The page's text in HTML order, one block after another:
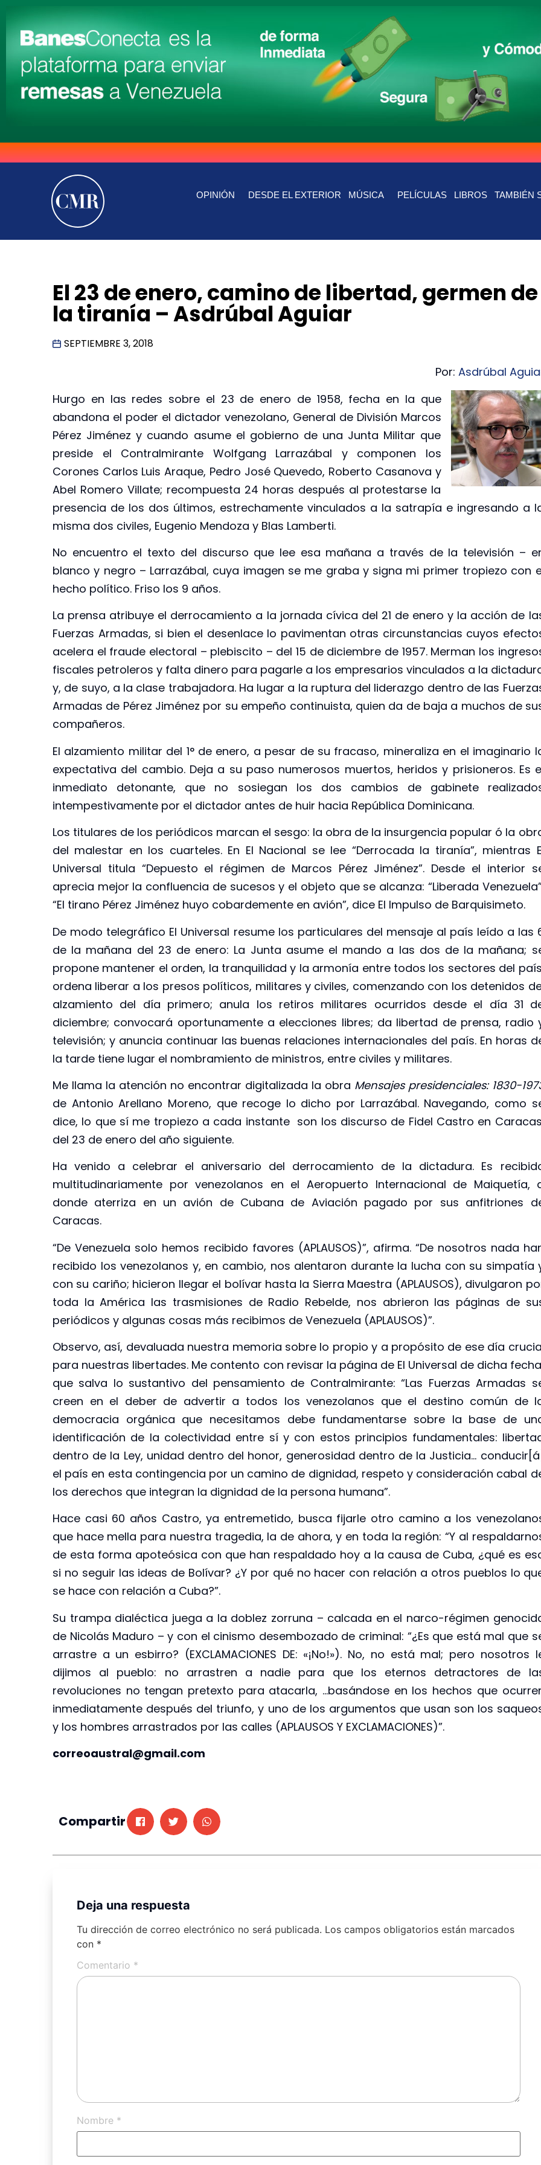
OPINIÓN DESDE EL EXTERIOR MÚSICA PELÍCULAS LIBROS TAMBIÉN
El 23 de enero, camino de libertad, germen de
la tiranía – Asdrúbal Aguiar
SEPTIEMBRE 3, 2018
Por: Asdrúbal
Hurgo en las redes sobre el 23 de enero de 1958, fecha en la que
abandona el poder el dictador venezolano, General de División Marcos
Pérez Jiménez y cuando asume el gobierno de una Junta Militar que
preside el Contralmirante Wolfgang Larrazábal y componen los
Corones Carlos Luis Araque, Pedro José Quevedo, Roberto Casanova y
Abel Romero Villate; recompuesta 24 horas después al protestarse la
presencia de los dos últimos, estrechamente vinculados a la satrapía e ingresando a
misma dos civiles, Eugenio Mendoza y Blas Lamberti.
No encuentro el texto del discurso que lee esa mañana a través de la televisión –
blanco y negro – Larrazábal, cuya imagen se me graba y signa mi primer tropiezo con
hecho político. Friso los 9 años.
La prensa atribuye el derrocamiento a la jornada cívica del 21 de enero y la acción de
Fuerzas Armadas, si bien el desenlace lo pavimentan otras circunstancias cuyos
acelera el fraude electoral – plebiscito – del 15 de diciembre de 1957. Merman los
fiscales petroleros y falta dinero para pagarle a los empresarios vinculados a la
y, de suyo, a la clase trabajadora. Ha lugar a la ruptura del liderazgo dentro de las
Armadas de Pérez Jiménez por su empeño continuista, quien da de baja a muchos de
compañeros.
El alzamiento militar del 1° de enero, a pesar de su fracaso, mineraliza en el imaginario
expectativa del cambio. Deja a su paso numerosos muertos, heridos y prisioneros. Es
inmediato detonante, que no sosiegan los dos cambios de gabinete
intempestivamente por el dictador antes de huir hacia República Dominicana.
Los titulares de los periódicos marcan el sesgo: la obra de la insurgencia popular ó la
del malestar en los cuarteles. En El Nacional se lee “Derrocada la tiranía”, mientras
Universal titula “Depuesto el régimen de Marcos Pérez Jiménez”. Desde el interior
aprecia mejor la confluencia de sucesos y el objeto que se alcanza: “Liberada
“El tirano Pérez Jiménez huyo cobardemente en avión”, dice El Impulso de Barquisimeto.
De modo telegráfico El Universal resume los particulares del mensaje al país leído a las
de la mañana del 23 de enero: La Junta asume el mando a las dos de la mañana;
propone mantener el orden, la tranquilidad y la armonía entre todos los sectores del
ordena liberar a los presos políticos, militares y civiles, comenzando con los detenidos
alzamiento del día primero; anula los retiros militares ocurridos desde el día 31
diciembre; convocará oportunamente a elecciones libres; da libertad de prensa, radio
televisión; y anuncia continuar las buenas relaciones internacionales del país. En horas
la tarde tiene lugar el nombramiento de ministros, entre civiles y militares.
Me llama la atención no encontrar digitalizada la obra Mensajes presidenciales: 1830-
de Antonio Arellano Moreno, que recoge lo dicho por Larrazábal. Navegando, como
dice, lo que sí me tropiezo a cada instante son los discurso de Fidel Castro en
del 23 de enero del año siguiente.
Ha venido a celebrar el aniversario del derrocamiento de la dictadura. Es
multitudinariamente por venezolanos en el Aeropuerto Internacional de Maiquetía,
donde aterriza en un avión de Cubana de Aviación pagado por sus anfitriones
Caracas.
“De Venezuela solo hemos recibido favores (APLAUSOS)”, afirma. “De nosotros nada
recibido los venezolanos y, en cambio, nos alentaron durante la lucha con su simpatía
con su cariño; hicieron llegar el bolívar hasta la Sierra Maestra (APLAUSOS), divulgaron
toda la América las trasmisiones de Radio Rebelde, nos abrieron las páginas de
periódicos y algunas cosas más recibimos de Venezuela (APLAUSOS)”.
Observo, así, devaluada nuestra memoria sobre lo propio y a propósito de ese día
para nuestras libertades. Me contento con revisar la página de El Universal de dicha
que salva lo sustantivo del pensamiento de Contralmirante: “Las Fuerzas Armadas
creen en el deber de advertir a todos los venezolanos que el destino común de
democracia orgánica que necesitamos debe fundamentarse sobre la base de
identificación de la colectividad entre sí y con estos principios fundamentales:
dentro de la Ley, unidad dentro del honor, generosidad dentro de la Justicia…
el país en esta contingencia por un camino de dignidad, respeto y consideración cabal
los derechos que integran la dignidad de la persona humana”.
Hace casi 60 años Castro, ya entremetido, busca fijarle otro camino a los
que hace mella para nuestra tragedia, la de ahora, y en toda la región: “Y al
de esta forma apoteósica con que han respaldado hoy a la causa de Cuba, ¿qué es
si no seguir las ideas de Bolívar? ¿Y por qué no hacer con relación a otros pueblos lo
se hace con relación a Cuba?”.
Su trampa dialéctica juega a la doblez zorruna – calcada en el narco-régimen
de Nicolás Maduro – y con el cinismo desembozado de criminal: “¿Es que está mal que
arrastre a un esbirro? (EXCLAMACIONES DE: «¡No!»). No, no está mal; pero nosotros
dijimos al pueblo: no arrastren a nadie para que los eternos detractores de
revoluciones no tengan pretexto para atacarla, …basándose en los hechos que
inmediatamente después del triunfo, y uno de los argumentos que usan son los
y los hombres arrastrados por las calles (APLAUSOS Y EXCLAMACIONES)”.
correoaustral@gmail.com
Compartir
Deja una respuesta
Tu dirección de correo electrónico no será publicada. Los campos obligatorios están marcados
con *
Comentario *
Nombre *